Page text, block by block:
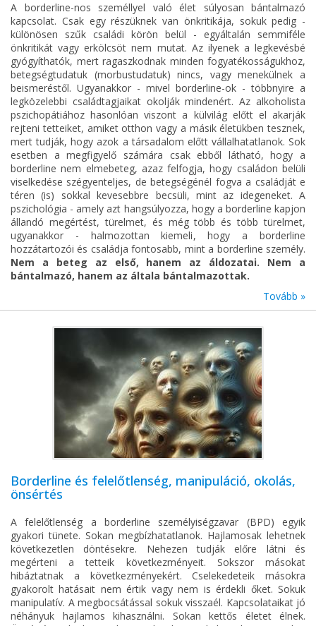
A borderline-nos személlyel való élet súlyosan bántalmazó
kapcsolat. Csak egy részüknek van önkritikája, sokuk pedig -
különösen szűk családi körön belül - egyáltalán semmiféle
önkritikát vagy erkölcsöt nem mutat. Az ilyenek a legkevésbé
gyógyíthatók, mert ragaszkodnak minden fogyatékosságukhoz,
betegségtudatuk (morbustudatuk) nincs, vagy menekülnek a
beismeréstől. Ugyanakkor - mivel borderline-ok - többnyire a
legközelebbi családtagjaikat okolják mindenért. Az alkoholista
pszichopátiához hasonlóan viszont a külvilág előtt el akarják
rejteni tetteiket, amiket otthon vagy a másik életükben tesznek,
mert tudják, hogy azok a társadalom előtt vállalhatatlanok. Sok
esetben a megfigyelő számára csak ebből látható, hogy a
borderline nem elmebeteg, azaz felfogja, hogy családon belüli
viselkedése szégyenteljes, de betegségénél fogva a családját e
téren (is) sokkal kevesebbre becsüli, mint az idegeneket. A
pszichológia - amely azt hangsúlyozza, hogy a borderline kapjon
állandó megértést, türelmet, és még több és több türelmet,
ugyanakkor - halmozottan kiemeli, hogy a borderline
hozzátartozói és családja fontosabb, mint a borderline személy.
Nem a beteg az első, hanem az áldozatai. Nem a
bántalmazó, hanem az általa bántalmazottak.
Tovább »
Borderline és felelőtlenség, manipuláció, okolás,
önsértés
A felelőtlenség a borderline személyiségzavar (BPD) egyik
gyakori tünete. Sokan megbízhatatlanok. Hajlamosak lehetnek
következetlen döntésekre. Nehezen tudják előre látni és
megérteni a tetteik következményeit. Sokszor másokat
hibáztatnak a következményekért. Cselekedeteik másokra
gyakorolt hatásait nem értik vagy nem is érdekli őket. Sokuk
manipulatív. A megbocsátással sokuk visszaél. Kapcsolataikat jó
néhányuk hajlamos kihasználni. Sokan kettős életet élnek.